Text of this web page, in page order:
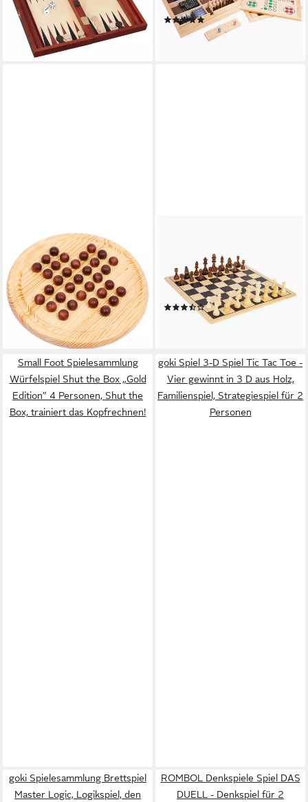
30,55 €
lieferbar - in 2-3 Werktagen bei dir
Spieleklassiker in einer Box
(2)
ab 51,95 €
lieferbar - in 2-3 Werktagen bei dir
Spielesammlung Solitär
Holzkugel, solitär brettspiel,
unterhaltsames Strategiespiel
fürs Gehirn
ab 17,95 €
lieferbar - in 2-3 Werktagen bei dir
& Dame, Schach & Mühle in
einem, Sehr Grosses
Spielbrett, Senioren
Spielbrett(2)
Small Foot Spielesammlung
Würfelspiel Shut the Box „Gold
Edition” 4 Personen, Shut the
Box, trainiert das Kopfrechnen!
goki Spiel 3-D Spiel Tic Tac Toe -
Vier gewinnt in 3 D aus Holz,
Familienspiel, Strategiespiel für 2
Personen
goki Spielesammlung Brettspiel
Master Logic, Logikspiel, den
ROMBOL Denkspiele Spiel DAS
DUELL - Denkspiel für 2